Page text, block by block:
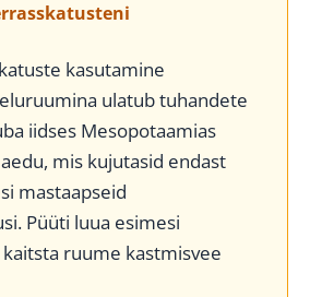
kasutamine
ulatub tuhandete
iidses Mesopotaamias
mis kujutasid endast
mastaapseid
Püüti luua esimesi
ruume kastmisvee